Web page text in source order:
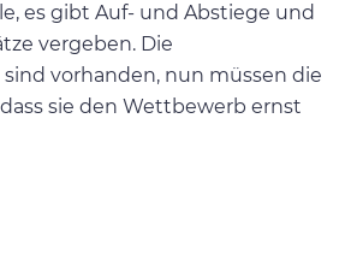
es gibt Auf- und Abstiege und
vergeben. Die
vorhanden, nun müssen die
sie den Wettbewerb ernst